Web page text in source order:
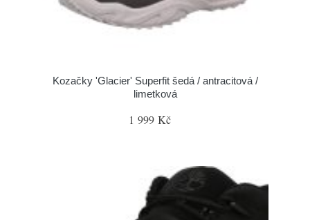
Kozačky 'Glacier' Superfit šedá / antracitová /
limetková
1 999 Kč